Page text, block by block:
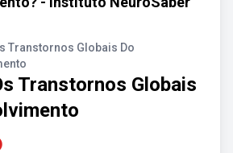
Transtornos Globais Do
Transtornos Globais